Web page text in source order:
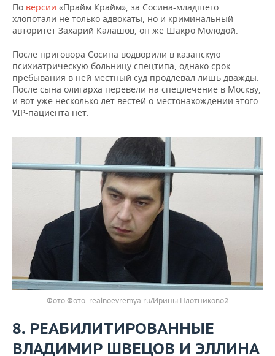
По версии «Прайм Крайм», за Сосина-младшего
хлопотали не только адвокаты, но и криминальный
авторитет Захарий Калашов, он же Шакро Молодой.
После приговора Сосина водворили в казанскую
психиатрическую больницу спецтипа, однако срок
пребывания в ней местный суд продлевал лишь дважды.
После сына олигарха перевели на спецлечение в Москву,
и вот уже несколько лет вестей о местонахождении этого
VIP-пациента нет.
Фото realnoevremya.ru/Ирины Плотниковой
8. РЕАБИЛИТИРОВАННЫЕ
ВЛАДИМИР ШВЕЦОВ И ЭЛЛИНА